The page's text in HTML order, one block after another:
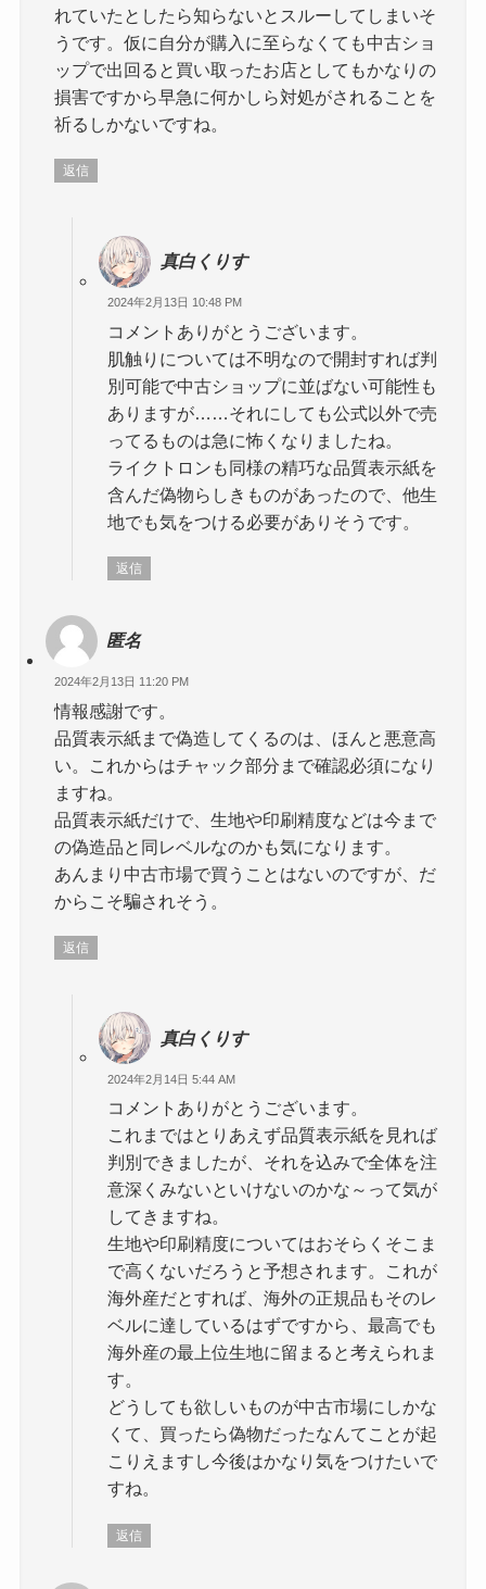
れていたとしたら知らないとスルーしてしまいそ
うです。仮に自分が購入に至らなくても中古ショ
ップで出回ると買い取ったお店としてもかなりの
損害ですから早急に何かしら対処がされることを
祈るしかないですね。
返信
真白くりす
2024年2月13日 10:48 PM
コメントありがとうございます。
肌触りについては不明なので開封すれば判
別可能で中古ショップに並ばない可能性も
ありますが……それにしても公式以外で売
ってるものは急に怖くなりましたね。
ライクトロンも同様の精巧な品質表示紙を
含んだ偽物らしきものがあったので、他生
地でも気をつける必要がありそうです。
返信
匿名
2024年2月13日 11:20 PM
情報感謝です。
品質表示紙まで偽造してくるのは、ほんと悪意高
い。これからはチャック部分まで確認必須になり
ますね。
品質表示紙だけで、生地や印刷精度などは今まで
の偽造品と同レベルなのかも気になります。
あんまり中古市場で買うことはないのですが、だ
からこそ騙されそう。
返信
真白くりす
2024年2月14日 5:44 AM
コメントありがとうございます。
これまではとりあえず品質表示紙を見れば
判別できましたが、それを込みで全体を注
意深くみないといけないのかな～って気が
してきますね。
生地や印刷精度についてはおそらくそこま
で高くないだろうと予想されます。これが
海外産だとすれば、海外の正規品もそのレ
ベルに達しているはずですから、最高でも
海外産の最上位生地に留まると考えられま
す。
どうしても欲しいものが中古市場にしかな
くて、買ったら偽物だったなんてことが起
こりえますし今後はかなり気をつけたいで
すね。
返信